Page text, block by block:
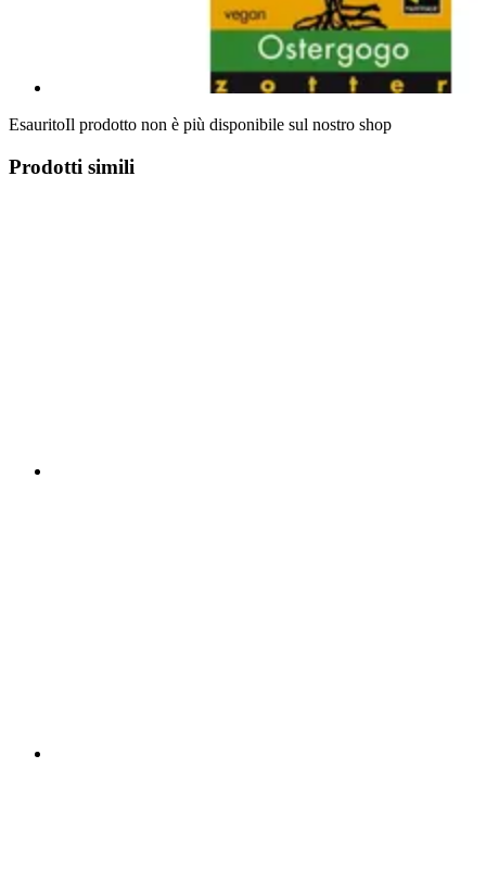
EsauritoIl prodotto non è più disponibile sul nostro shop
Prodotti simili